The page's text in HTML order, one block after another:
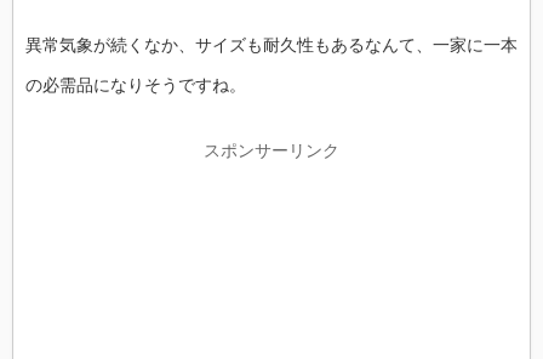
異常気象が続くなか、サイズも耐久性もあるなんて、一家に一本
の必需品になりそうですね。
スポンサーリンク